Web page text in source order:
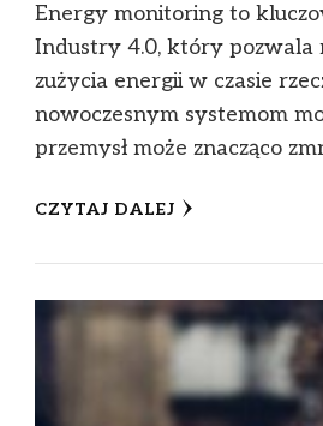
Energy monitoring to
Industry 4.0, który pozwala
zużycia energii w czasie
nowoczesnym systemom
przemysł może znacząco
CZYTAJ DALEJ